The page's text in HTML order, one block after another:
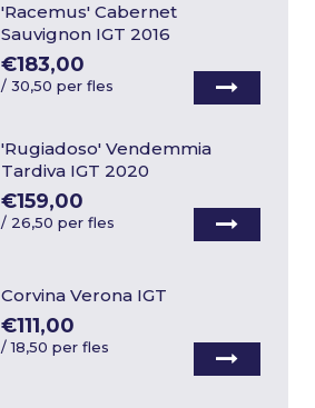
'Racemus' Cabernet
Sauvignon IGT 2016
€183,00
/30,50 per fles
'Rugiadoso' Vendemmia
Tardiva IGT 2020
€159,00
/ 26,50 per fles
Corvina Verona IGT
€111,00
/18,50 per fles